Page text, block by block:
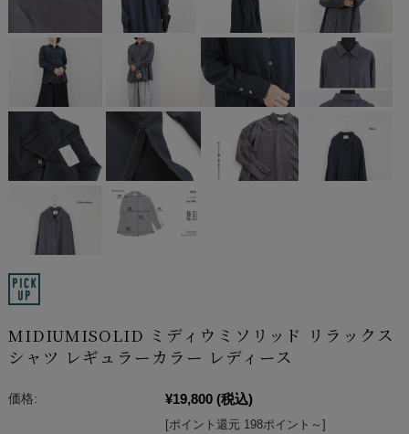
MIDIUMISOLID ミディウミソリッド リラックス
シャツ レギュラーカラー レディース
価格: ¥19,800 (税込)
[ポイント還元 198ポイント～]